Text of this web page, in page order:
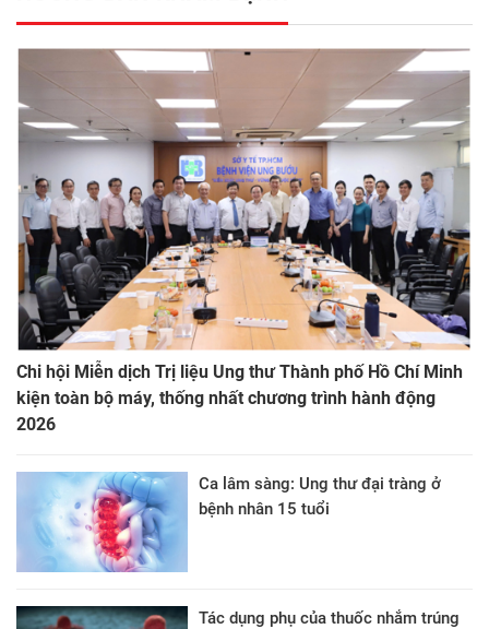
Chi hội Miễn dịch Trị liệu Ung thư Thành phố Hồ Chí Minh
kiện toàn bộ máy, thống nhất chương trình hành động
2026
Ca lâm sàng: Ung thư đại tràng ở
bệnh nhân 15 tuổi
Tác dụng phụ của thuốc nhắm trúng